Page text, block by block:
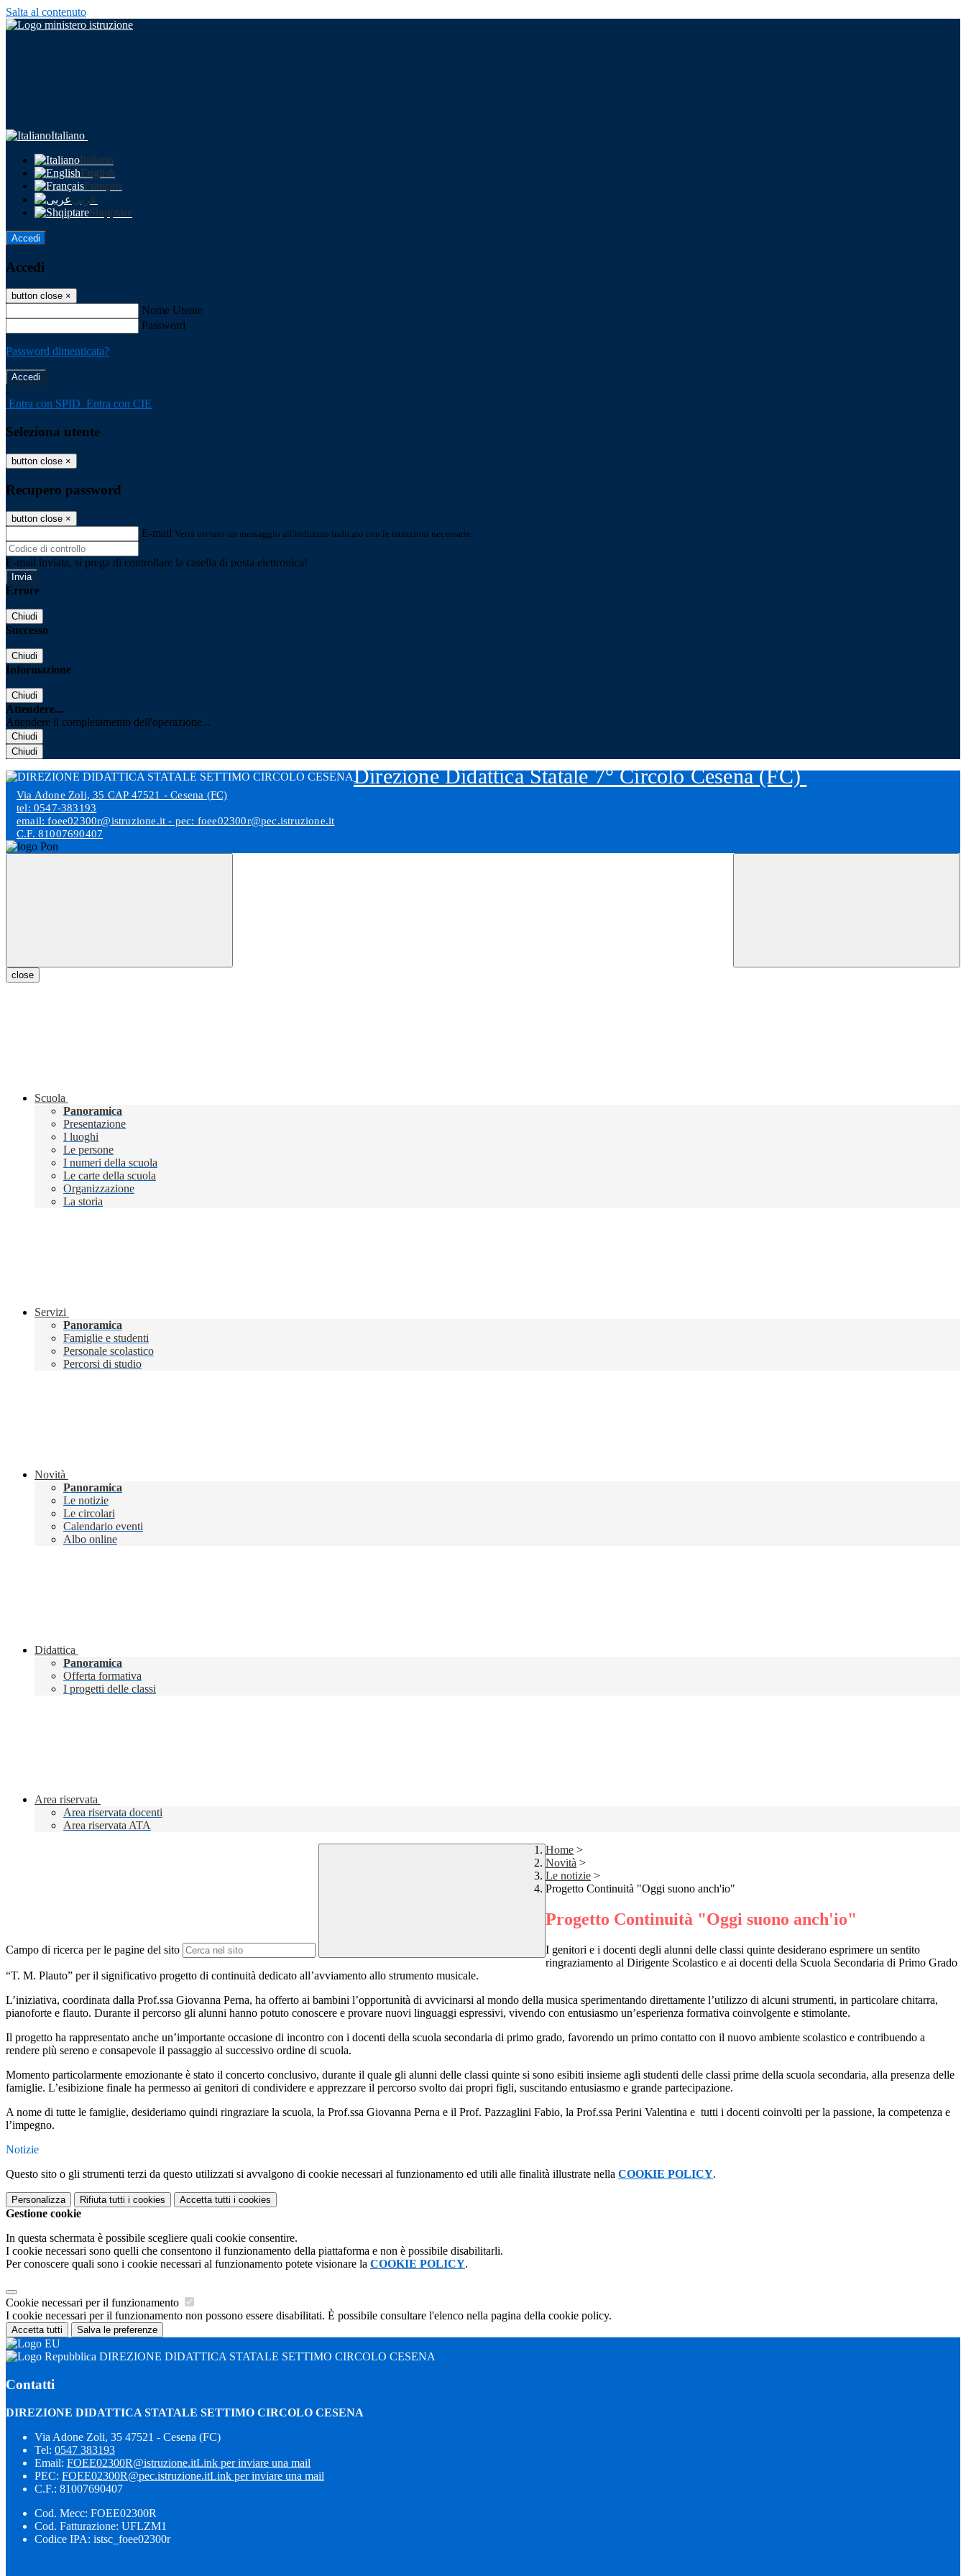
Salta al contenuto
Italiano
Italiano
English
Français
عربى
Shqiptare
Accedi
Accedi
button close ×
Nome Utente
Password
Password dimenticata?
-
Entra con SPID Entra con CIE
Seleziona utente
button close ×
Recupero password
button close ×
E-mail Verrà inviato un messaggio all'indirizzo indicato con le istruzioni necessarie.
E-mail inviata, si prega di controllare la casella di posta elettronica!
Errore
Chiudi
Successo
Chiudi
Informazione
Chiudi
Attendere...
Attendere il completamento dell'operazione...
Chiudi
Chiudi
Direzione Didattica Statale 7° Circolo Cesena (FC)
Via Adone Zoli, 35 CAP 47521 - Cesena (FC)
tel: 0547-383193
email: foee02300r@istruzione.it - pec: foee02300r@pec.istruzione.it
C.F. 81007690407
close
Scuola
Panoramica
Presentazione
I luoghi
Le persone
I numeri della scuola
Le carte della scuola
Organizzazione
La storia
Servizi
Panoramica
Famiglie e studenti
Personale scolastico
Percorsi di studio
Novità
Panoramica
Le notizie
Le circolari
Calendario eventi
Albo online
Didattica
Panoramica
Offerta formativa
I progetti delle classi
Area riservata
Area riservata docenti
Area riservata ATA
Campo di ricerca per le pagine del sito
Home >
Novità >
Le notizie >
Progetto Continuità "Oggi suono anch'io"
Progetto Continuità "Oggi suono anch'io"
I genitori e i docenti degli alunni delle classi quinte desiderano esprimere un sentito
ringraziamento al Dirigente Scolastico e ai docenti della Scuola Secondaria di Primo Grado
“T. M. Plauto” per il significativo progetto di continuità dedicato all’avviamento allo strumento musicale.
L’iniziativa, coordinata dalla Prof.ssa Giovanna Perna, ha offerto ai bambini l’opportunità di avvicinarsi al mondo della musica sperimentando direttamente l’utilizzo di alcuni strumenti, in particolare chitarra,
pianoforte e flauto. Durante il percorso gli alunni hanno potuto conoscere e provare nuovi linguaggi espressivi, vivendo con entusiasmo un’esperienza formativa coinvolgente e stimolante.
Il progetto ha rappresentato anche un’importante occasione di incontro con i docenti della scuola secondaria di primo grado, favorendo un primo contatto con il nuovo ambiente scolastico e contribuendo a
rendere più sereno e consapevole il passaggio al successivo ordine di scuola.
Momento particolarmente emozionante è stato il concerto conclusivo, durante il quale gli alunni delle classi quinte si sono esibiti insieme agli studenti delle classi prime della scuola secondaria, alla presenza delle
famiglie. L’esibizione finale ha permesso ai genitori di condividere e apprezzare il percorso svolto dai propri figli, suscitando entusiasmo e grande partecipazione.
A nome di tutte le famiglie, desideriamo quindi ringraziare la scuola, la Prof.ssa Giovanna Perna e il Prof. Pazzaglini Fabio, la Prof.ssa Perini Valentina e tutti i docenti coinvolti per la passione, la competenza e
l’impegno.
Notizie
Questo sito o gli strumenti terzi da questo utilizzati si avvalgono di cookie necessari al funzionamento ed utili alle finalità illustrate nella COOKIE POLICY.
Personalizza Rifiuta tutti i cookies Accetta tutti i cookies
Gestione cookie
In questa schermata è possibile scegliere quali cookie consentire.
I cookie necessari sono quelli che consentono il funzionamento della piattaforma e non è possibile disabilitarli.
Per conoscere quali sono i cookie necessari al funzionamento potete visionare la COOKIE POLICY.
Cookie necessari per il funzionamento
I cookie necessari per il funzionamento non possono essere disabilitati. È possibile consultare l'elenco nella pagina della cookie policy.
Accetta tutti Salva le preferenze
DIREZIONE DIDATTICA STATALE SETTIMO CIRCOLO CESENA
Contatti
DIREZIONE DIDATTICA STATALE SETTIMO CIRCOLO CESENA
Via Adone Zoli, 35 47521 - Cesena (FC)
Tel: 0547 383193
Email: FOEE02300R@istruzione.itLink per inviare una mail
PEC: FOEE02300R@pec.istruzione.itLink per inviare una mail
C.F.: 81007690407
Cod. Mecc: FOEE02300R
Cod. Fatturazione: UFLZM1
Codice IPA: istsc_foee02300r